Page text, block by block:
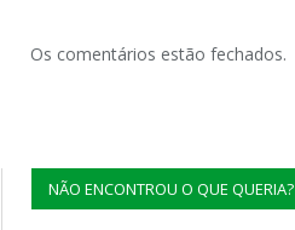
Os comentários estão fechados.
NÃO ENCONTROU O QUE QUERIA?